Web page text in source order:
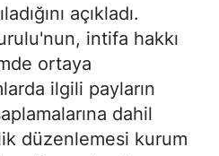
açıkladı.
intifa hakkı
ortaya
ilgili payların
dahil
düzenlemesi kurum